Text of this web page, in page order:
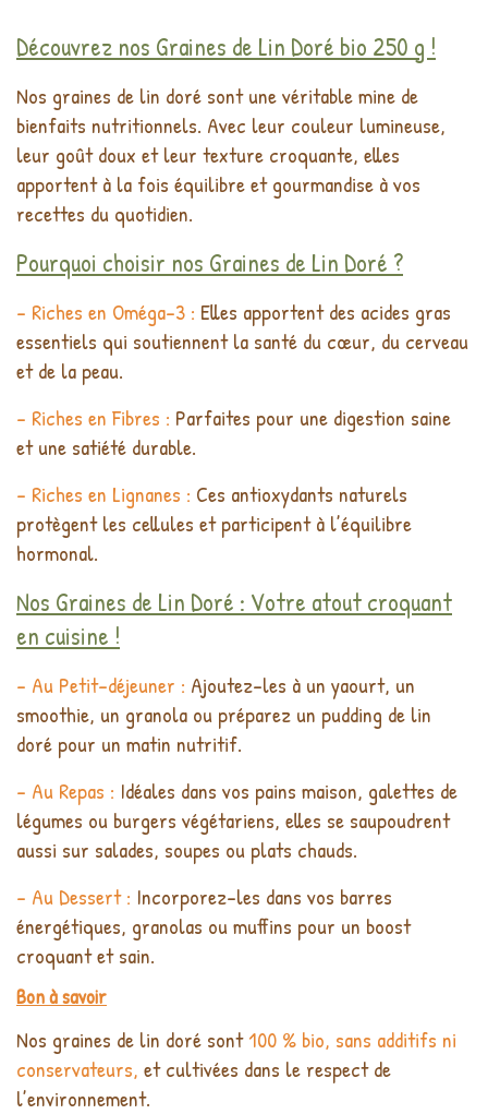
Découvrez nos Graines de Lin Doré bio 250 g !
Nos graines de lin doré sont une véritable mine de
bienfaits nutritionnels. Avec leur couleur lumineuse,
leur goût doux et leur texture croquante, elles
apportent à la fois équilibre et gourmandise à vos
recettes du quotidien.
Pourquoi choisir nos Graines de Lin Doré ?
- Riches en Oméga-3 : Elles apportent des acides gras
essentiels qui soutiennent la santé du cœur, du cerveau
et de la peau.
- Riches en Fibres : Parfaites pour une digestion saine
et une satiété durable.
- Riches en Lignanes : Ces antioxydants naturels
protègent les cellules et participent à l’équilibre
hormonal.
Nos Graines de Lin Doré : Votre atout croquant
en cuisine !
- Au Petit-déjeuner : Ajoutez-les à un yaourt, un
smoothie, un granola ou préparez un pudding de lin
doré pour un matin nutritif.
- Au Repas : Idéales dans vos pains maison, galettes de
légumes ou burgers végétariens, elles se saupoudrent
aussi sur salades, soupes ou plats chauds.
- Au Dessert : Incorporez-les dans vos barres
énergétiques, granolas ou muffins pour un boost
croquant et sain.
Bon à savoir
Nos graines de lin doré sont100 % bio, sans additifs ni
conservateurs, et cultivées dans le respect de
l’environnement.